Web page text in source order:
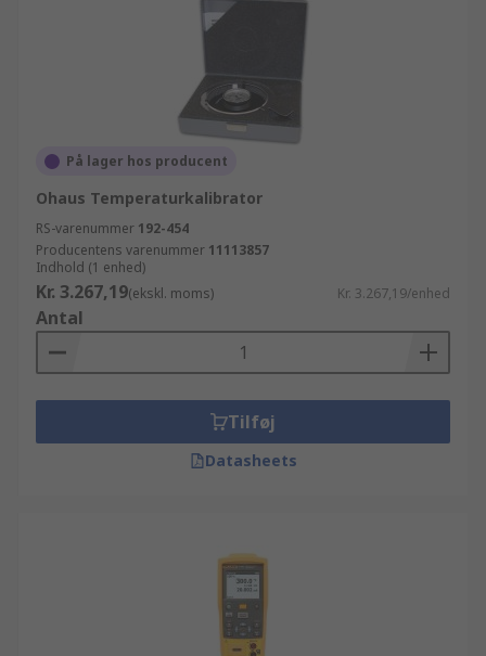
På lager hos producent
Ohaus Temperaturkalibrator
RS-varenummer 192-454
Producentens varenummer 11113857
Indhold (1 enhed)
Kr. 3.267,19(ekskl. moms) Kr. 3.267,19/enhed
Antal
Tilføj
Datasheets